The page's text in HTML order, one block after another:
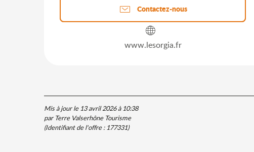
Contactez-nous
www.lesorgia.fr
Mis à jour le 13 avril 2026 à 10:38
par Terre Valserhône Tourisme
(Identifiant de l'offre :177331)